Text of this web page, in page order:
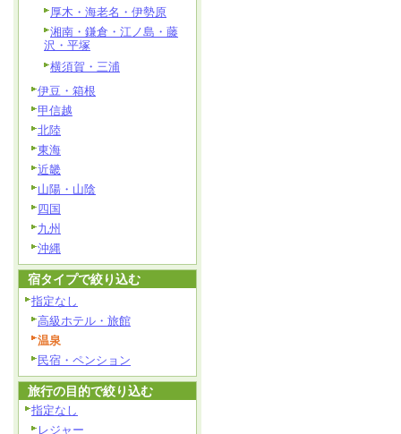
厚木・海老名・伊勢原
湘南・鎌倉・江ノ島・藤
沢・平塚
横須賀・三浦
伊豆・箱根
甲信越
北陸
東海
近畿
山陽・山陰
四国
九州
沖縄
宿タイプで絞り込む
指定なし
高級ホテル・旅館
温泉
民宿・ペンション
旅行の目的で絞り込む
指定なし
レジャー